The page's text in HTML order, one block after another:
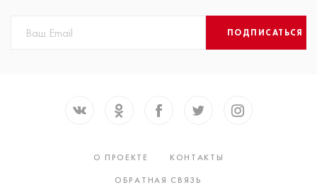
ПОДПИСАТЬСЯ
О ПРОЕКТЕ
КОНТАКТЫ
ОБРАТНАЯ СВЯЗЬ